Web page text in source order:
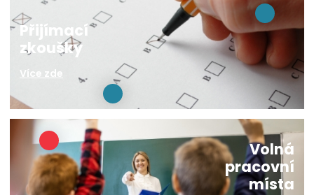
Přijímací
zkoušky
Více zde
Volná
pracovní
místa